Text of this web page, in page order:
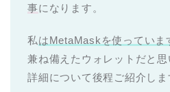
事になります。
私はMetaMaskを使っていま
兼ね備えたウォレットだと思
詳細について後程ご紹介しま